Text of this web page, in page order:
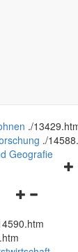
./
./
Geografie
und
schließen